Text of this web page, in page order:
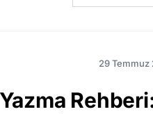
29 Temmuz